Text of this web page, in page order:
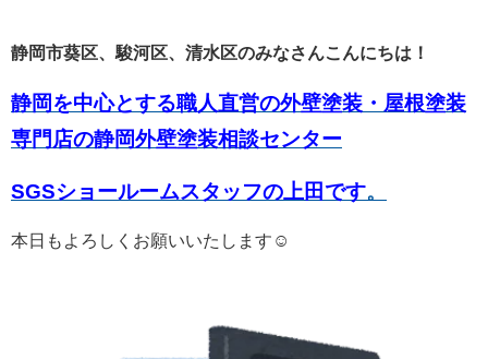
静岡市葵区、駿河区、清水区のみなさんこんにちは！
静岡を中心とする職人直営の外壁塗装・屋根塗装
専門店の静岡外壁塗装相談センター
SGSショールームスタッフの上田です。
本日もよろしくお願いいたします☺